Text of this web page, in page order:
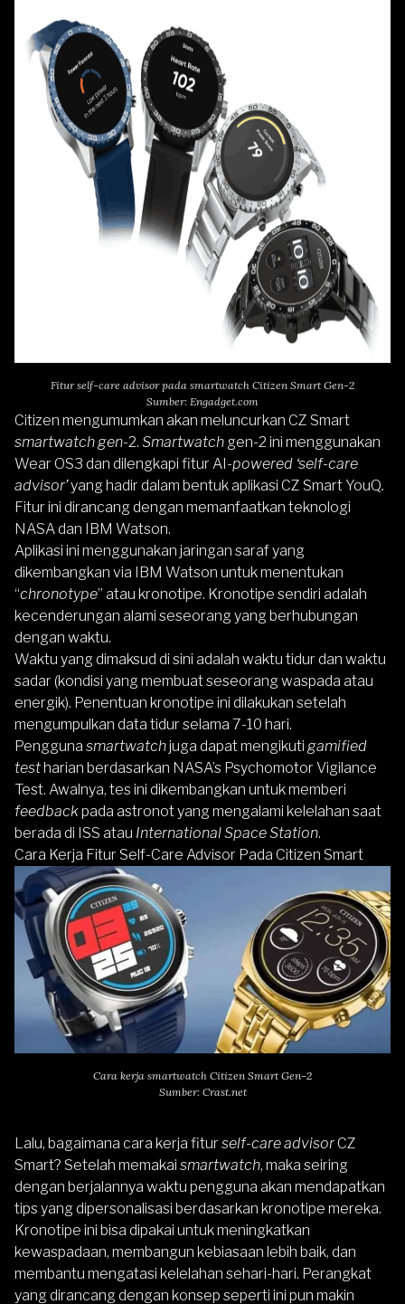
Fitur self-care advisor pada smartwatch Citizen Smart Gen-2
Sumber: Engadget.com
Citizen mengumumkan akan meluncurkan CZ Smart
smartwatch gen-2. Smartwatch gen-2 ini menggunakan
Wear OS3 dan dilengkapi fitur AI-powered ‘self-care
advisor’yang hadir dalam bentuk aplikasi CZ Smart YouQ.
Fitur ini dirancang dengan memanfaatkan teknologi
NASA dan IBM Watson.
Aplikasi ini menggunakan jaringan saraf yang
dikembangkan via IBM Watson untuk menentukan
“chronotype” atau kronotipe. Kronotipe sendiri adalah
kecenderungan alami seseorang yang berhubungan
dengan waktu.
Waktu yang dimaksud di sini adalah waktu tidur dan waktu
sadar (kondisi yang membuat seseorang waspada atau
energik). Penentuan kronotipe ini dilakukan setelah
mengumpulkan data tidur selama 7-10 hari.
Pengguna smartwatchjuga dapat mengikuti gamified
testharian berdasarkan NASA’s Psychomotor Vigilance
Test. Awalnya, tes ini dikembangkan untuk memberi
feedbackpada astronot yang mengalami kelelahan saat
berada di ISS atau International Space Station.
Cara Kerja Fitur Self-Care Advisor Pada Citizen Smart
Cara kerja smartwatch Citizen Smart Gen-2
Sumber: Crast.net
Lalu, bagaimana cara kerja fitur self-care advisorCZ
Smart? Setelah memakai smartwatch, maka seiring
dengan berjalannya waktu pengguna akan mendapatkan
tips yang dipersonalisasi berdasarkan kronotipe mereka.
Kronotipe ini bisa dipakai untuk meningkatkan
kewaspadaan, membangun kebiasaan lebih baik, dan
membantu mengatasi kelelahan sehari-hari. Perangkat
yang dirancang dengan konsep seperti ini pun makin